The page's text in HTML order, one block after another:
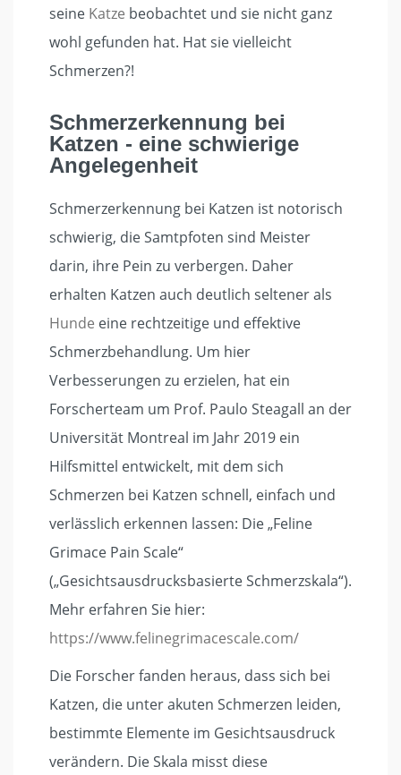
seine Katze beobachtet und sie nicht ganz
wohl gefunden hat. Hat sie vielleicht
Schmerzen?!
Schmerzerkennung bei
Katzen - eine schwierige
Angelegenheit
Schmerzerkennung bei Katzen ist notorisch
schwierig, die Samtpfoten sind Meister
darin, ihre Pein zu verbergen. Daher
erhalten Katzen auch deutlich seltener als
Hunde eine rechtzeitige und effektive
Schmerzbehandlung. Um hier
Verbesserungen zu erzielen, hat ein
Forscherteam um Prof. Paulo Steagall an der
Universität Montreal im Jahr 2019 ein
Hilfsmittel entwickelt, mit dem sich
Schmerzen bei Katzen schnell, einfach und
verlässlich erkennen lassen: Die „Feline
Grimace Pain Scale“
(„Gesichtsausdrucksbasierte Schmerzskala“).
Mehr erfahren Sie hier:
https://www.felinegrimacescale.com/
Die Forscher fanden heraus, dass sich bei
Katzen, die unter akuten Schmerzen leiden,
bestimmte Elemente im Gesichtsausdruck
verändern. Die Skala misst diese